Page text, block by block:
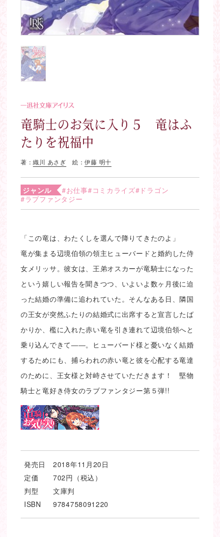
竜騎士のお気に入り５ 竜はふ
たりを祝福中
著：織川 あさぎ 絵：伊藤 明十
ジャンル #お仕事#コミカライズ#ドラゴン
#ラブファンタジー
「この竜は、わたくしを選んで降りてきたのよ」
竜が集まる辺境伯領の領主ヒューバードと婚約した侍
女メリッサ。彼女は、王弟オスカーが竜騎士になった
という嬉しい報告を聞きつつ、いよいよ数ヶ月後に迫
った結婚の準備に追われていた。そんなある日、隣国
の王女が突然ふたりの結婚式に出席すると宣言したば
かりか、檻に入れた赤い竜を引き連れて辺境伯領へと
乗り込んできて――。ヒューバード様と憂いなく結婚
するためにも、捕らわれの赤い竜と彼を心配する竜達
のために、王女様と対峙させていただきます！ 堅物
騎士と竜好き侍女のラブファンタジー第５弾!!
発売日
2018年11月20日
定価
702円（税込）
判型
文庫判
ISBN
9784758091220